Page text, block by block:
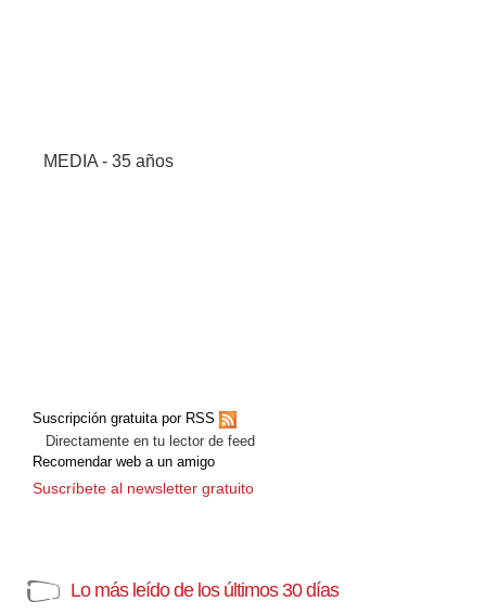
MEDIA - 35 años
Suscripción gratuita por RSS
Directamente en tu lector de feed
Recomendar web a un amigo
Suscríbete al newsletter gratuito
Lo más leído de los últimos 30 días